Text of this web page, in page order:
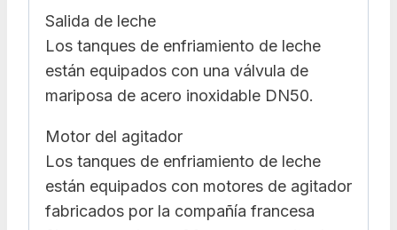
Salida de leche
Los tanques de enfriamiento de leche
están equipados con una válvula de
mariposa de acero inoxidable DN50.
Motor del agitador
Los tanques de enfriamiento de leche
están equipados con motores de agitador
fabricados por la compañía francesa